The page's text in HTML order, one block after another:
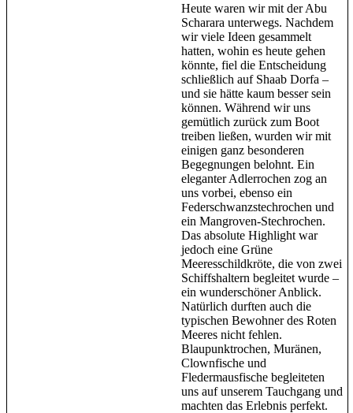
Heute waren wir mit der Abu
Scharara unterwegs. Nachdem
wir viele Ideen gesammelt
hatten, wohin es heute gehen
könnte, fiel die Entscheidung
schließlich auf Shaab Dorfa –
und sie hätte kaum besser sein
können. Während wir uns
gemütlich zurück zum Boot
treiben ließen, wurden wir mit
einigen ganz besonderen
Begegnungen belohnt. Ein
eleganter Adlerrochen zog an
uns vorbei, ebenso ein
Federschwanzstechrochen und
ein Mangroven-Stechrochen.
Das absolute Highlight war
jedoch eine Grüne
Meeresschildkröte, die von zwei
Schiffshaltern begleitet wurde –
ein wunderschöner Anblick.
Natürlich durften auch die
typischen Bewohner des Roten
Meeres nicht fehlen.
Blaupunktrochen, Muränen,
Clownfische und
Fledermausfische begleiteten
uns auf unserem Tauchgang und
machten das Erlebnis perfekt.